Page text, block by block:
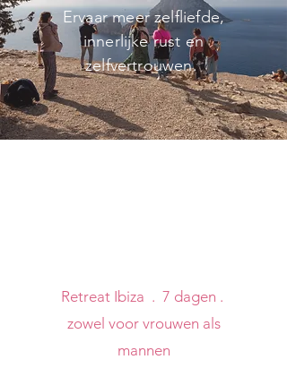
Ervaar meer zelfliefde,
innerlijke rust en
zelfvertrouwen.
Retreat Ibiza . 7 dagen .
zowel voor vrouwen als
mannen